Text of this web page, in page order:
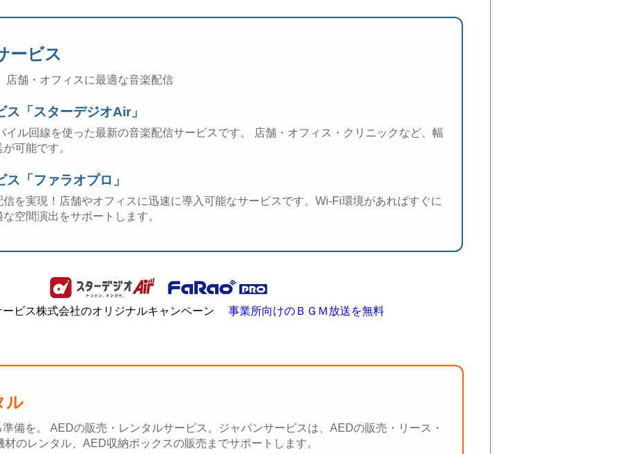
ービス
舗・オフィスに最適な音楽配信
「スターデジオAir」
イル回線を使った最新の音楽配信サービスです。 店舗・オフィス・クリニックなど、幅
可能です。
「ファラオプロ」
を実現！店舗やオフィスに迅速に導入可能なサービスです。Wi-Fi環境があればすぐに
空間演出をサポートします。
ビス株式会社のオリジナルキャンペーン 事業所向けのＢＧＭ放送を無料
ル
備を。 AEDの販売・レンタルサービス。ジャパンサービスは、AEDの販売・リース・
のレンタル、AED収納ボックスの販売までサポートします。